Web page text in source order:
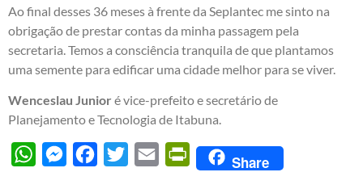
Ao final desses 36 meses à frente da Seplantec me sinto na
obrigação de prestar contas da minha passagem pela
secretaria. Temos a consciência tranquila de que plantamos
uma semente para edificar uma cidade melhor para se viver.
Wenceslau Junior é vice-prefeito e secretário de
Planejamento e Tecnologia de Itabuna.
WhatsAppMessengerFacebook
Twitter Email PrintFriendly
Share